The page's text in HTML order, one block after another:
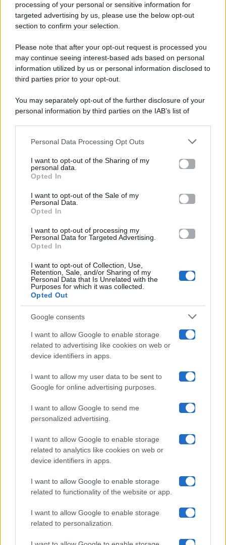
processing of your personal or sensitive information for
targeted advertising by us, please use the below opt-out
section to confirm your selection.
Please note that after your opt-out request is processed you
may continue seeing interest-based ads based on personal
information utilized by us or personal information disclosed to
third parties prior to your opt-out.
You may separately opt-out of the further disclosure of your
personal information by third parties on the IAB’s list of
This information may also be disclosed by us to third parties
disclose it to other third parties.
Please note that this website/app uses one or more Google
services and may gather and store information including but
not limited to your visit or usage behaviour. You may click to
grant or deny consent to Google and its third-party tags to
consent section.
Personal Data Processing Opt Outs
I want to opt-out of the Sharing of my
personal data.
Opted In
I want to opt-out of the Sale of my
Personal Data.
Opted In
I want to opt-out of processing my
Personal Data for Targeted Advertising.
Opted In
I want to opt-out of Collection, Use,
Retention, Sale, and/or Sharing of my
Personal Data that Is Unrelated with the
Purposes for which it was collected.
Opted Out
Google consents
I want to allow Google to enable storage
related to advertising like cookies on web or
device identifiers in apps.
I want to allow my user data to be sent to
Google for online advertising purposes.
I want to allow Google to send me
personalized advertising.
I want to allow Google to enable storage
related to analytics like cookies on web or
device identifiers in apps.
I want to allow Google to enable storage
related to functionality of the website or app.
I want to allow Google to enable storage
related to personalization.
Gossip e TV è un sito di MASTE S.r.l.
viale Luigi Majno n. 21 - 20129 Milano (MI)
P.Iva 10909580960
Categorie
Gossip
Televisione
Programmi TV
Amici
Ballando Con Le Stelle
Grande Fratello
Isola Dei Famosi
Uomini E Donne
Maste S.r.l.
Chi siamo
Collabora con noi
Contatti
Privacy Policy
Cookie Policy